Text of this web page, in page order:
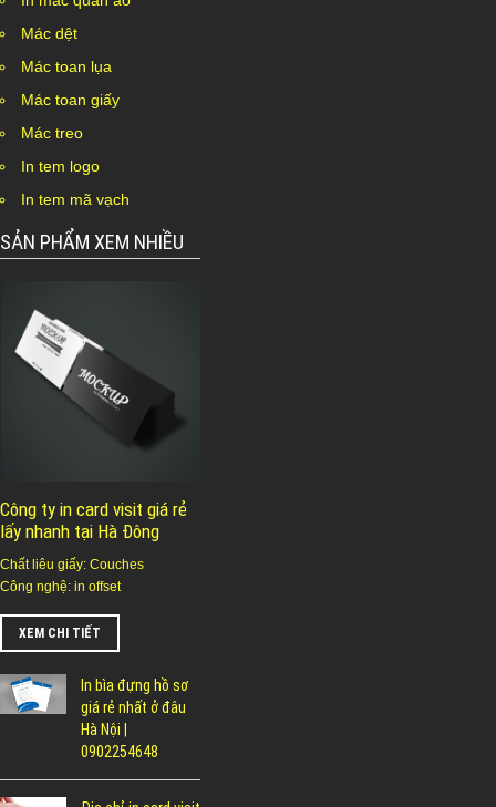
Mác dệt
Mác toan lụa
Mác toan giấy
Mác treo
In tem logo
In tem mã vạch
SẢN PHẨM XEM NHIỀU
Công ty in card visit giá rẻ
lấy nhanh tại Hà Đông
Chất liêu giấy: Couches
Công nghệ: in offset
XEM CHI TIẾT
In bìa đựng hồ sơ
giá rẻ nhất ở đâu
Hà Nội |
0902254648